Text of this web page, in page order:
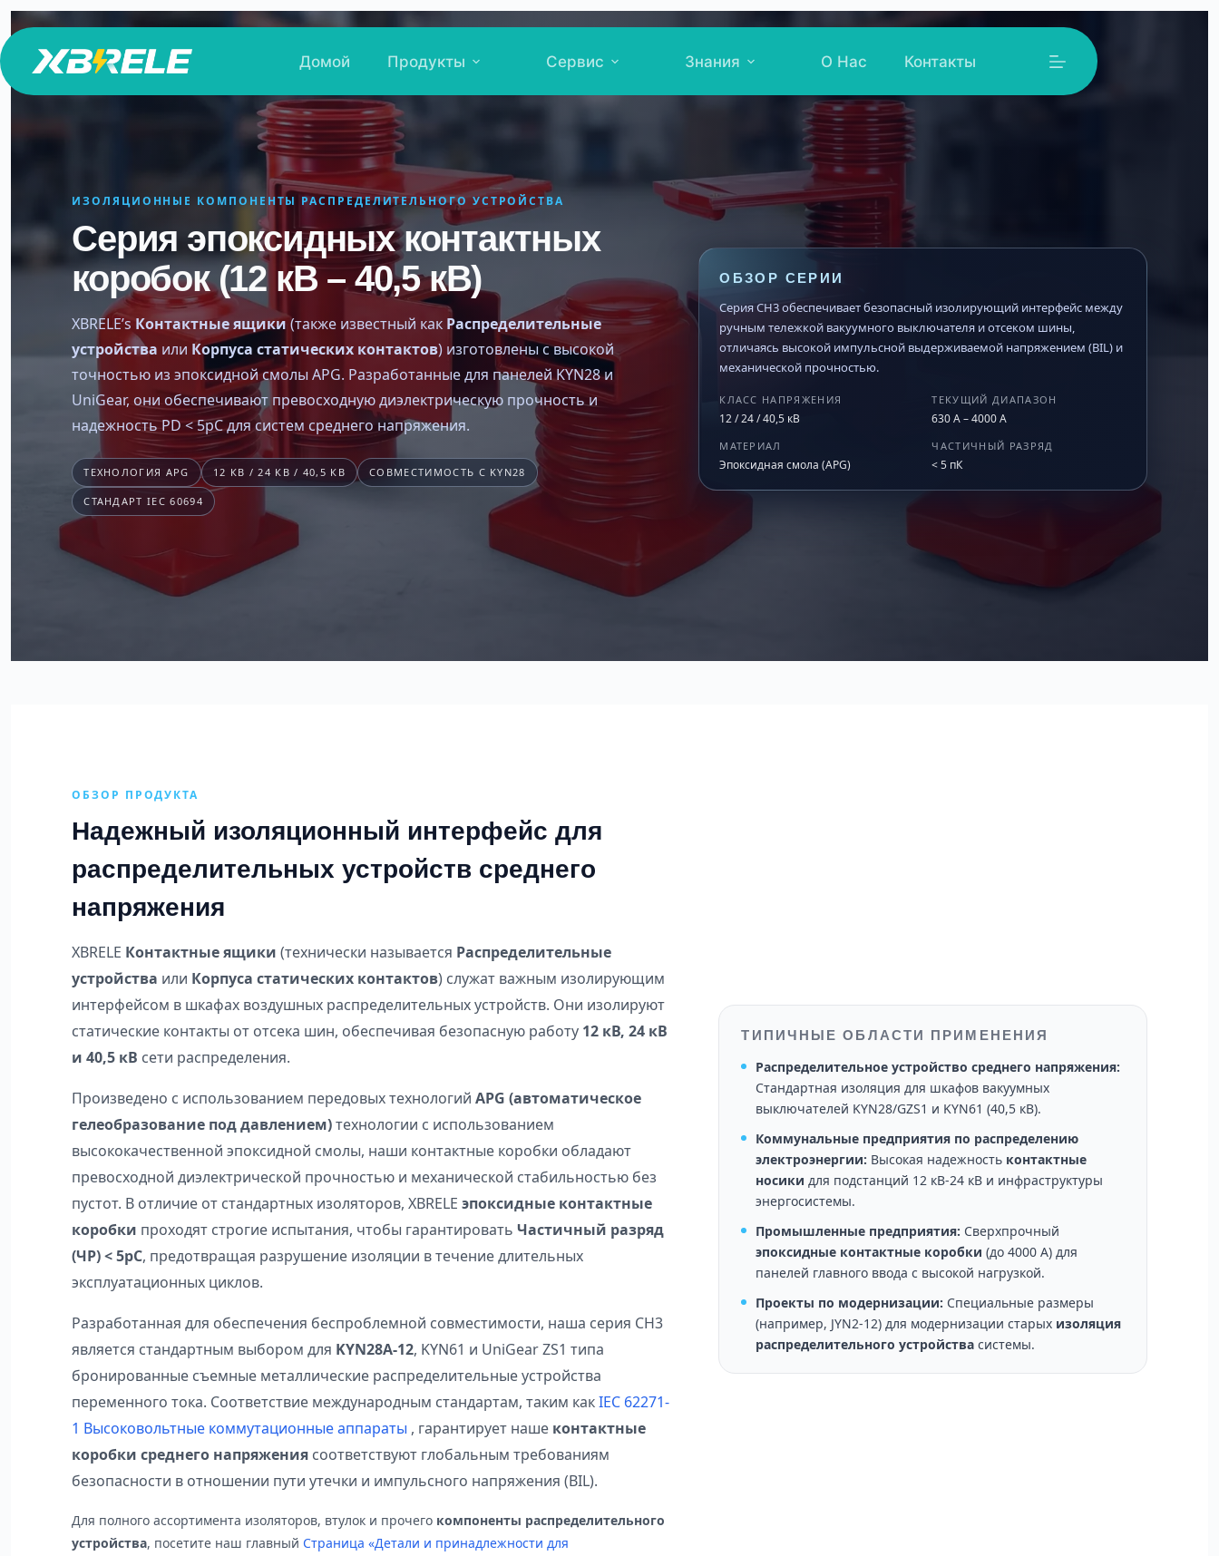
Перейти
к
сути
Домой Продукты Сервис Знания О Нас Контакты
ИЗОЛЯЦИОННЫЕ КОМПОНЕНТЫ РАСПРЕДЕЛИТЕЛЬНОГО УСТРОЙСТВА
Серия эпоксидных контактных
коробок (12 кВ – 40,5 кВ)
XBRELE’s Контактные ящики(также известный как Распределительные
устройства или Корпуса статических контактов) изготовлены с высокой
точностью из эпоксидной смолы APG. Разработанные для панелей KYN28 и
UniGear, они обеспечивают превосходную диэлектрическую прочность и
надежность PD < 5pC для систем среднего напряжения.
ТЕХНОЛОГИЯ APG 12 КВ / 24 КВ / 40,5 КВ СОВМЕСТИМОСТЬ С KYN28
СТАНДАРТ IEC 60694
ОБЗОР СЕРИИ
Серия CH3 обеспечивает безопасный изолирующий интерфейс между
ручным тележкой вакуумного выключателя и отсеком шины,
отличаясь высокой импульсной выдерживаемой напряжением (BIL) и
механической прочностью.
КЛАСС НАПРЯЖЕНИЯ
12 / 24 / 40,5 кВ
ТЕКУЩИЙ ДИАПАЗОН
630 А – 4000 А
МАТЕРИАЛ
Эпоксидная смола (APG)
ЧАСТИЧНЫЙ РАЗРЯД
< 5 пК
ОБЗОР ПРОДУКТА
Надежный изоляционный интерфейс для
распределительных устройств среднего
напряжения
XBRELE Контактные ящики (технически называется Распределительные
устройства или Корпуса статических контактов) служат важным изолирующим
интерфейсом в шкафах воздушных распределительных устройств. Они изолируют
статические контакты от отсека шин, обеспечивая безопасную работу 12 кВ, 24 кВ
и 40,5 кВ сети распределения.
Произведено с использованием передовых технологийAPG (автоматическое
гелеобразование под давлением)технологии с использованием
высококачественной эпоксидной смолы, наши контактные коробки обладают
превосходной диэлектрической прочностью и механической стабильностью без
пустот. В отличие от стандартных изоляторов, XBRELEэпоксидные контактные
коробки проходят строгие испытания, чтобы гарантироватьЧастичный разряд
(ЧР) < 5pC, предотвращая разрушение изоляции в течение длительных
эксплуатационных циклов.
Разработанная для обеспечения беспроблемной совместимости, наша серия CH3
является стандартным выбором для KYN28A-12, KYN61 и UniGear ZS1 типа
бронированные съемные металлические распределительные устройства
переменного тока. Соответствие международным стандартам, таким какIEC 62271-
1 Высоковольтные коммутационные аппараты , гарантирует наше контактные
коробки среднего напряжения соответствуют глобальным требованиям
безопасности в отношении пути утечки и импульсного напряжения (BIL).
Для полного ассортимента изоляторов, втулок и прочего компоненты распределительного
устройства, посетите наш главный Страница «Детали и принадлежности для
ТИПИЧНЫЕ ОБЛАСТИ ПРИМЕНЕНИЯ
Распределительное устройство среднего напряжения:
Стандартная изоляция для шкафов вакуумных
выключателей KYN28/GZS1 и KYN61 (40,5 кВ).
Коммунальные предприятия по распределению
электроэнергии: Высокая надежность контактные
носики для подстанций 12 кВ-24 кВ и инфраструктуры
энергосистемы.
Промышленные предприятия: Сверхпрочный
эпоксидные контактные коробки (до 4000 А) для
панелей главного ввода с высокой нагрузкой.
Проекты по модернизации: Специальные размеры
(например, JYN2-12) для модернизации старых изоляция
распределительного устройства системы.